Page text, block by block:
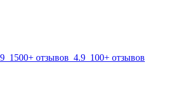
1500+ отзывов 4.9 100+ отзывов